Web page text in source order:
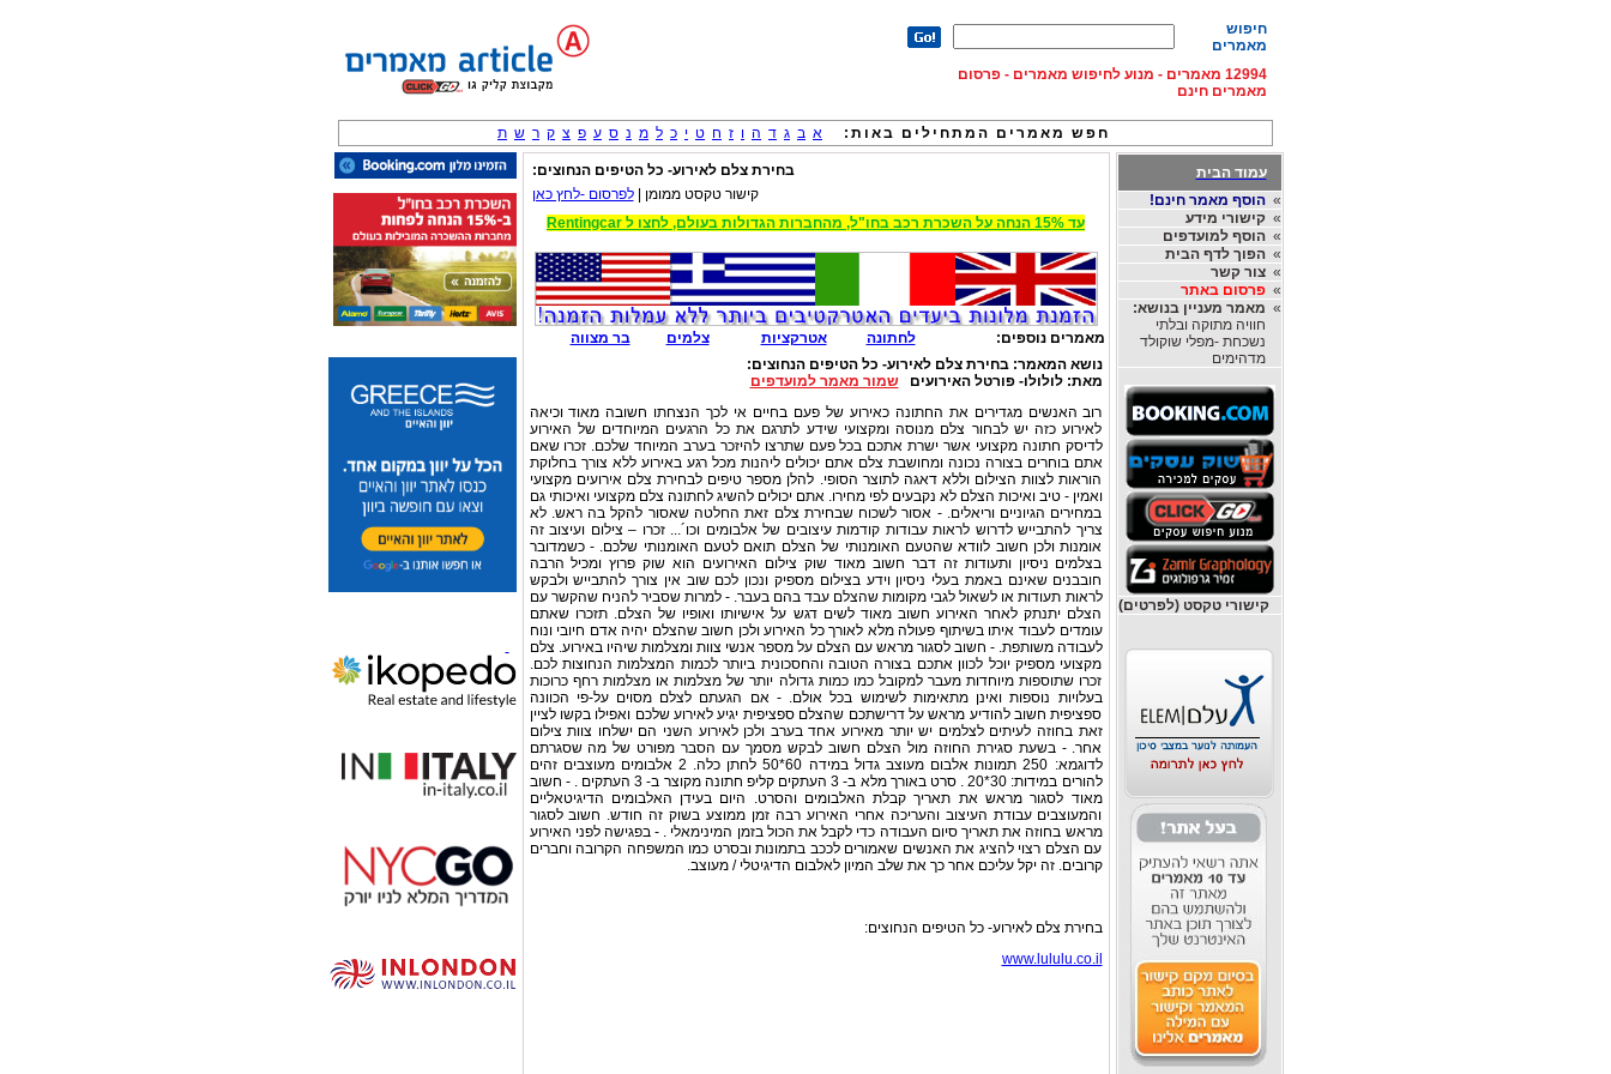
חיפוש
מאמרים
12994 מאמרים - מנוע לחיפוש מאמרים - פרסום
מאמרים חינם
חפש מאמרים המתחילים באות: א ב ג ד ה ו ז ח ט י כ ל מ נ ס ע פ צ ק ר ש ת
עמוד הבית
»הוסף מאמר חינם!
»קישורי מידע
»הוסף למועדפים
»הפוך לדף הבית
»צור קשר
»פרסום באתר
» מאמר מעניין בנושא:
חוויה מתוקה ובלתי
נשכחת -מפלי שוקולד
מדהימים
קישורי טקסט (לפרטים)
בחירת צלם לאירוע- כל הטיפים הנחוצים:
קישור טקסט ממומן |לפרסום -לחץ כאן
עד 15% הנחה על השכרת רכב בחו"ל, מהחברות הגדולות בעולם, לחצו ל Rentingcar
מאמרים נוספים: לחתונה אטרקציות צלמים
בר מצווה
נושא המאמר:בחירת צלם לאירוע- כל הטיפים הנחוצים:
מאת:לולולו- פורטל האירועיםשמור מאמר למועדפים
רוב האנשים מגדירים את החתונה כאירוע של פעם בחיים אי לכך הנצחתו חשובה מאוד וכיאה
לאירוע כזה יש לבחור צלם מנוסה ומקצועי שידע לתרגם את כל הרגעים המיוחדים של האירוע
לדיסק חתונה מקצועי אשר ישרת אתכם בכל פעם שתרצו להיזכר בערב המיוחד שלכם. זכרו שאם
אתם בוחרים בצורה נכונה ומחושבת צלם אתם יכולים ליהנות מכל רגע באירוע ללא צורך בחלוקת
הוראות לצוות הצילום וללא דאגה לתוצר הסופי. להלן מספר טיפים לבחירת צלם אירועים מקצועי
ואמין - טיב ואיכות הצלם לא נקבעים לפי מחירו. אתם יכולים להשיג לחתונה צלם מקצועי ואיכותי גם
במחירים הגיוניים וריאלים. - אסור לשכוח שבחירת צלם זאת החלטה שאסור להקל בה ראש. לא
צריך להתבייש לדרוש לראות עבודות קודמות עיצובים של אלבומים וכו´... זכרו – צילום ועיצוב זה
אומנות ולכן חשוב לוודא שהטעם האומנותי של הצלם תואם לטעם האומנותי שלכם. - כשמדובר
בצלמים ניסיון ותעודות זה דבר חשוב מאוד שוק צילום האירועים הוא שוק פרוץ ומכיל הרבה
חובבנים שאינם באמת בעלי ניסיון וידע בצילום מספיק ונכון לכם שוב אין צורך להתבייש ולבקש
לראות תעודות או לשאול לגבי מקומות שהצלם עבד בהם בעבר. - למרות שסביר להניח שהקשר עם
הצלם יתנתק לאחר האירוע חשוב מאוד לשים דגש על אישיותו ואופיו של הצלם. תזכרו שאתם
עומדים לעבוד איתו בשיתוף פעולה מלא לאורך כל האירוע ולכן חשוב שהצלם יהיה אדם חיובי ונוח
לעבודה משותפת. - חשוב לסגור מראש עם הצלם על מספר אנשי צוות ומצלמות שיהיו באירוע. צלם
מקצועי מספיק יוכל לכוון אתכם בצורה הטובה והחסכונית ביותר לכמות המצלמות הנחוצות לכם.
זכרו שתוספות מיוחדות מעבר למקובל כמו כמות גדולה יותר של מצלמות או מצלמות רחף כרוכות
בעלויות נוספות ואינן מתאימות לשימוש בכל אולם. - אם הגעתם לצלם מסוים על-פי הכוונה
ספציפית חשוב להודיע מראש על דרישתכם שהצלם ספציפית יגיע לאירוע שלכם ואפילו בקשו לציין
זאת בחוזה לעיתים לצלמים יש יותר מאירוע אחד בערב ולכן לאירוע השני הם ישלחו צוות צילום
אחר. - בשעת סגירת החוזה מול הצלם חשוב לבקש מסמך עם הסבר מפורט של מה שסגרתם
לדוגמא: 250 תמונות אלבום מעוצב גדול במידה 60*50 לחתן כלה. 2 אלבומים מעוצבים זהים
להורים במידות: 30*20 . סרט באורך מלא ב- 3 העתקים קליפ חתונה מקוצר ב- 3 העתקים . - חשוב
מאוד לסגור מראש את תאריך קבלת האלבומים והסרט. היום בעידן האלבומים הדיגיטאליים
והמעוצבים עבודת העיצוב והעריכה אחרי האירוע רבה זמן ממוצע בשוק זה חודש. חשוב לסגור
מראש בחוזה את תאריך סיום העבודה כדי לקבל את הכול בזמן המינימאלי . - בפגישה לפני האירוע
עם הצלם רצוי להציג את האנשים שאמורים לככב בתמונות ובסרט כמו המשפחה הקרובה וחברים
קרובים. זה יקל עליכם אחר כך את שלב המיון לאלבום הדיגיטלי / מעוצב.
בחירת צלם לאירוע- כל הטיפים הנחוצים:
www.lululu.co.il